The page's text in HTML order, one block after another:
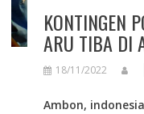
KONTINGEN
ARU TIBA DI
18/11/2022
Ambon,